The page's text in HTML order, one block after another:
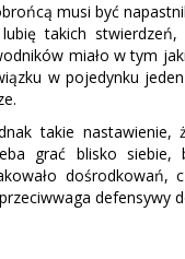
musi być
takich
miało w tym
w pojedynku
takie nastawienie,
grać blisko siebie,
defensywy